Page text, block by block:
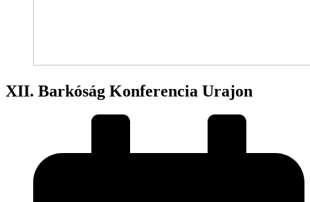
XII. Barkóság Konferencia Urajon